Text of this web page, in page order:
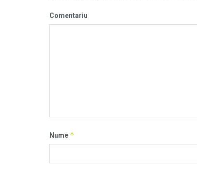
Comentariu
Nume *